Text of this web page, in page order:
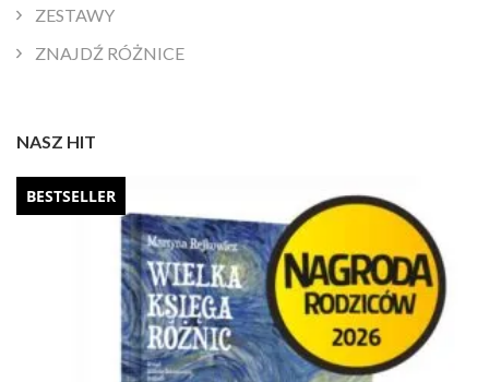
ZESTAWY
ZNAJDŹ RÓŻNICE
NASZ HIT
BESTSELLER